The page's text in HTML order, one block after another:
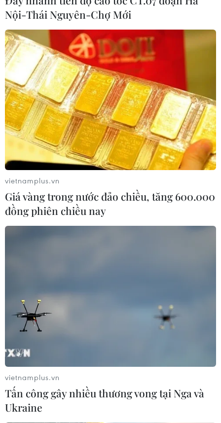
Nội-Thái Nguyên-Chợ Mới
vietnamplus.vn
Giá vàng trong nước đảo chiều, tăng 600.000
đồng phiên chiều nay
vietnamplus.vn
Tấn công gây nhiều thương vong tại Nga và
Ukraine